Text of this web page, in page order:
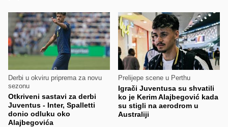
Derbi u okviru priprema za novu
sezonu
Otkriveni sastavi za derbi
Juventus - Inter, Spalletti
donio odluku oko
Alajbegovića
Prelijepe scene u Perthu
Igrači Juventusa su shvatili
ko je Kerim Alajbegović kada
su stigli na aerodrom u
Australiji